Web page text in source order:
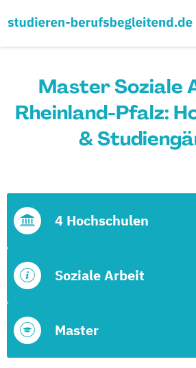
Master Soziale
Rheinland-Pfalz:
&
Master
Soziale Arbeit
4 Hochschulen